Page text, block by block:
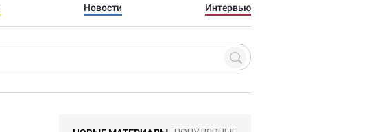
Новости Интервью